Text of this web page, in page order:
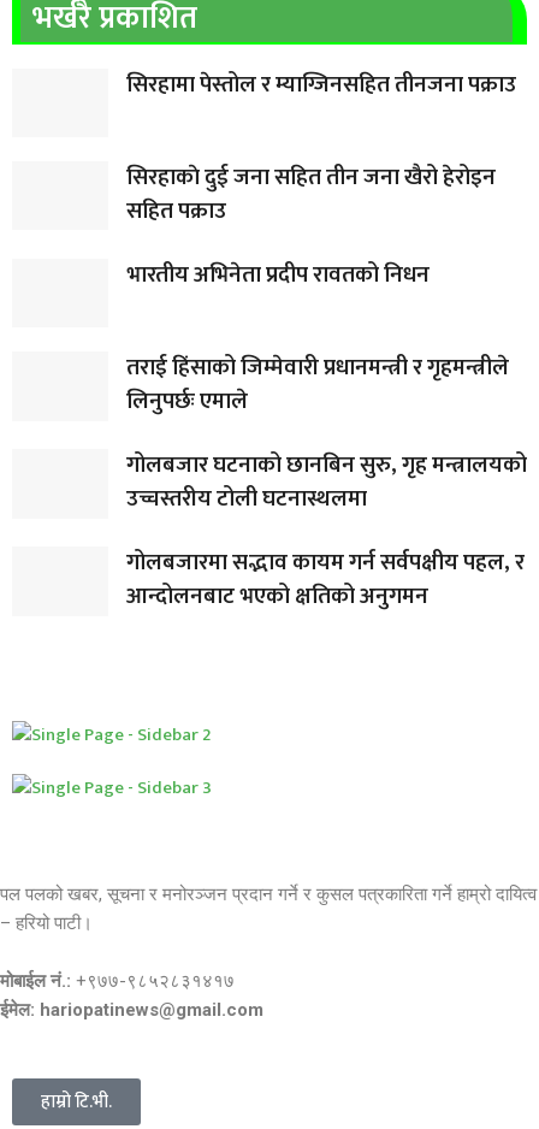
भर्खरै प्रकाशित
सिरहामा पेस्तोल र म्याग्जिनसहित तीनजना पक्राउ
सिरहाकाे दुई जना सहित तीन जना खैरो हेरोइन
सहित पक्राउ
भारतीय अभिनेता प्रदीप रावतको निधन
तराई हिंसाको जिम्मेवारी प्रधानमन्त्री र गृहमन्त्रीले
लिनुपर्छः एमाले
गोलबजार घटनाको छानबिन सुरु, गृह मन्त्रालयको
उच्चस्तरीय टोली घटनास्थलमा
गोलबजारमा सद्भाव कायम गर्न सर्वपक्षीय पहल, र
आन्दोलनबाट भएको क्षतिको अनुगमन
पल पलको खबर, सूचना र मनोरञ्जन प्रदान गर्ने र कुसल पत्रकारिता गर्ने हाम्रो दायित्व
– हरियो पाटी।
मोबाईल नं.: +९७७-९८५२८३१४१७
ईमेल: hariopatinews@gmail.com
हाम्रो टि.भी.